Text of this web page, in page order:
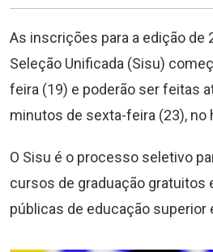
As inscrições para a edição de
Seleção Unificada (Sisu)
feira (19) e poderão ser feitas
minutos de sexta-feira (23), no
O Sisu é o processo seletivo
cursos de graduação gratuitos
públicas de educação superior